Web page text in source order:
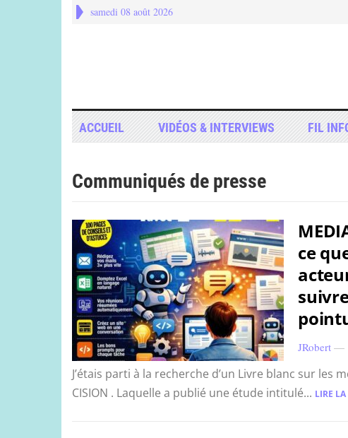
samedi 08 août 2026
ACCUEIL VIDÉOS & INTERVIEWS FIL
Communiqués de presse
ce
JRobert —
J’étais parti à la recherche d’un Livre blanc sur les
CISION . Laquelle a publié une étude intitulé... LIRE